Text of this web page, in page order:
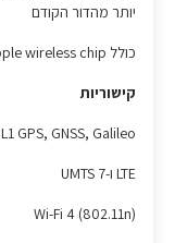
יותר מהדור הקודם
כולל W3 Apple wireless chip
קישוריות
L1 GPS, GNSS, Galileo ו-QZSS
LTE ו-UMTS 7
Wi-Fi 4 (802.11n)